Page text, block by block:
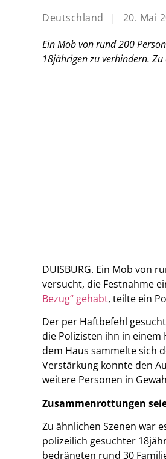
Deutschland | 20. Mai
Ein Mob von rund 200
18jährigen zu verhindern.
DUISBURG. Ein Mob von
versucht, die Festnahme
Bezug“ gehabt, teilte ein
Der per Haftbefehl
die Polizisten ihn in
dem Haus sammelte sich
Verstärkung konnte den
weitere Personen in
Zusammenrottungen
Zu ähnlichen Szenen war
polizeilich gesuchter
bedrängten rund 30